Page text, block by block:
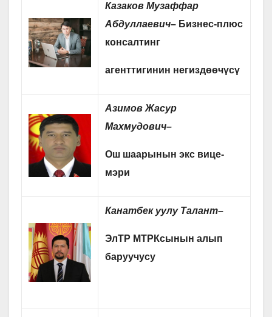
Казаков Музаффар
Абдуллаевич– Бизнес-плюс
консалтинг
агенттигинин негиздөөчүсү
Азимов Жасур
Махмудович–
Ош шаарынын экс вице-
мэри
Канатбек уулу Талант–
ЭлТР МТРКсынын алып
баруучусу